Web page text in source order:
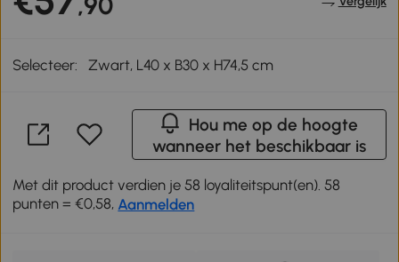
Selecteer: Zwart, L40 x B30 x H74,5 cm
Hou me op de hoogte
wanneer het beschikbaar is
Met dit product verdien je 58 loyaliteitspunt(en). 58
punten = €0,58, Aanmelden